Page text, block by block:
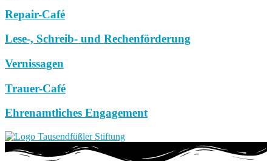
Repair-Café
Lese-, Schreib- und Rechenförderung
Vernissagen
Trauer-Café
Ehrenamtliches Engagement